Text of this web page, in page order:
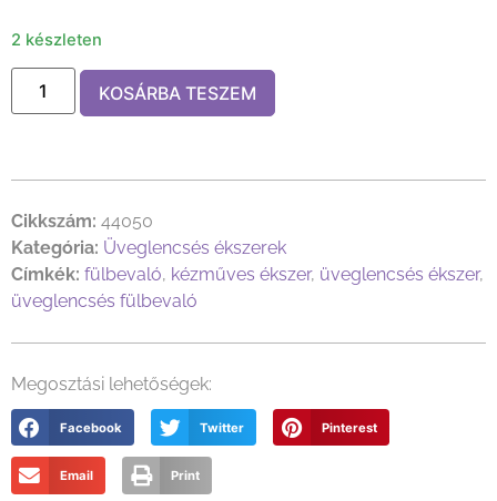
2 készleten
KOSÁRBA TESZEM
Cikkszám: 44050
Kategória: Üveglencsés ékszerek
Címkék: fülbevaló, kézműves ékszer, üveglencsés ékszer,
üveglencsés fülbevaló
Megosztási lehetőségek:
Facebook Twitter Pinterest
Email Print